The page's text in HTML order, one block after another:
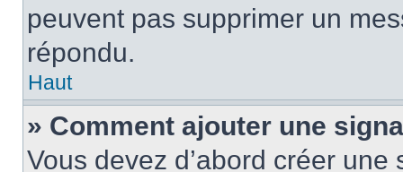
peuvent pas supprimer un
répondu.
Haut
» Comment ajouter une
Vous devez d’abord créer